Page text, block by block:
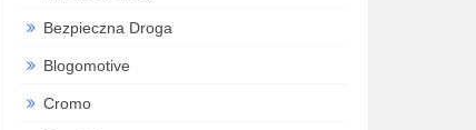
Bezpieczna Droga
Blogomotive
Cromo